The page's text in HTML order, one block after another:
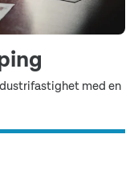
med en